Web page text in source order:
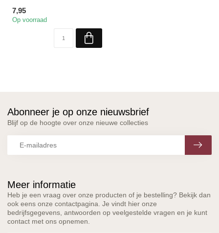
7,95
Op voorraad
Meer informatie
Heb je een vraag over onze producten of je bestelling? Bekijk dan
ook eens onze contactpagina. Je vindt hier onze
bedrijfsgegevens, antwoorden op veelgestelde vragen en je kunt
contact met ons opnemen.
Abonneer je op onze nieuwsbrief
Blijf op de hoogte over onze nieuwe collecties